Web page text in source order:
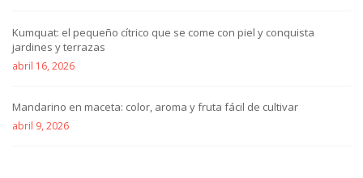
Kumquat: el pequeño cítrico que se come con piel y conquista
jardines y terrazas
abril 16, 2026
Mandarino en maceta: color, aroma y fruta fácil de cultivar
abril 9, 2026